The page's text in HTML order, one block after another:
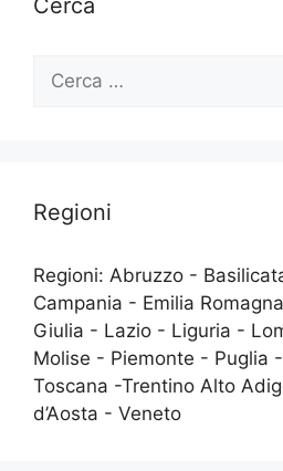
Cerca
Ricerca
Regioni
Regioni: Abruzzo -
Campania - Emilia
Giulia - Lazio - Liguria -
Molise - Piemonte - Puglia
Toscana -Trentino Alto
d’Aosta - Veneto